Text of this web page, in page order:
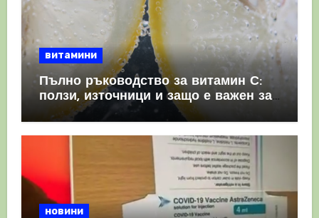
витамини
Пълно ръководство за витамин С:
ползи, източници и защо е важен за
имунната система
новини